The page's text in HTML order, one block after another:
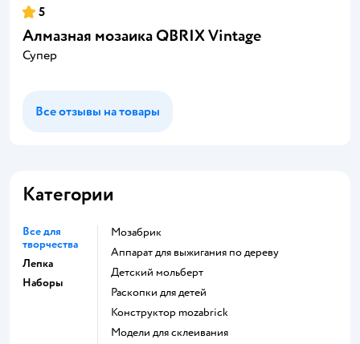
5
Алмазная мозаика QBRIX Vintage
Супер
Все отзывы на товары
Категории
Все для
творчества
Лепка
Наборы
Мозабрик
Аппарат для выжигания по дереву
Детский мольберт
Раскопки для детей
Конструктор mozabrick
Модели для склеивания